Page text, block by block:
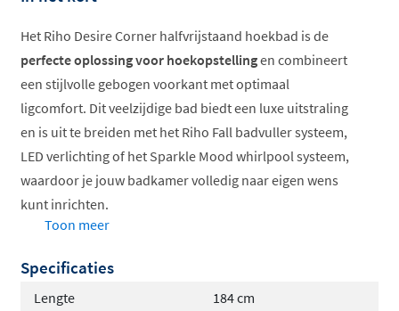
Het Riho Desire Corner halfvrijstaand hoekbad is de
perfecte oplossing voor hoekopstellingen combineert
een stijlvolle gebogen voorkant met optimaal
ligcomfort. Dit veelzijdige bad biedt een luxe uitstraling
en is uit te breiden met het Riho Fall badvuller systeem,
LED verlichting of het Sparkle Mood whirlpool systeem,
waardoor je jouw badkamer volledig naar eigen wens
kunt inrichten.
Ovale binnenvorm voor comfortabel liggen
Hoogwaardig, UV-bestendig acryl
Toon meer
Specificaties
Lengte
184 cm